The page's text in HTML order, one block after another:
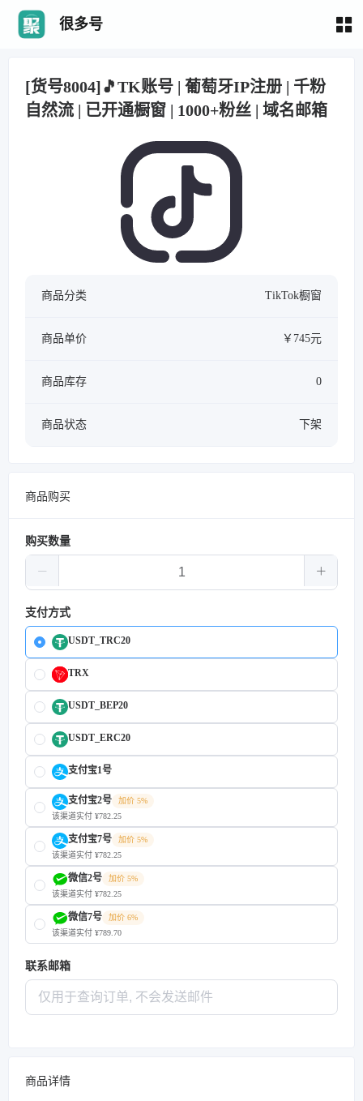
很多号
[货号8004]🎵TK账号 | 葡萄牙IP注册 | 千粉
自然流 | 已开通橱窗 | 1000+粉丝 | 域名邮箱
商品分类 TikTok橱窗
商品单价 ￥745元
商品库存 0
商品状态 下架
商品购买
购买数量
支付方式
USDT_TRC20
TRX
USDT_BEP20
USDT_ERC20
支付宝1号
支付宝2号
加价 5%
该渠道实付 ¥782.25
支付宝7号
加价 5%
该渠道实付 ¥782.25
微信2号
加价 5%
该渠道实付 ¥782.25
微信7号
加价 6%
该渠道实付 ¥789.70
联系邮箱
商品详情